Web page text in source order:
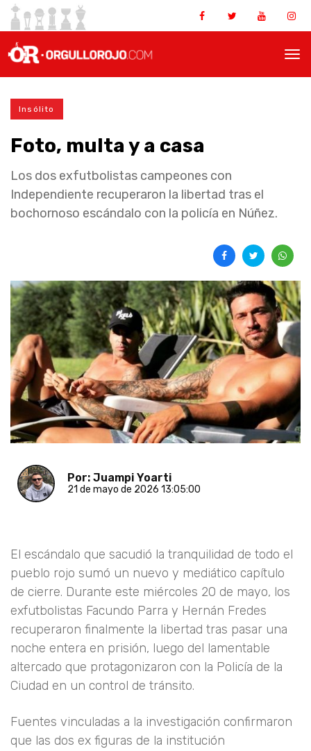
Insólito
Foto, multa y a casa
Los dos exfutbolistas campeones con
Independiente recuperaron la libertad tras el
bochornoso escándalo con la policía en Núñez.
Por: Juampi Yoarti
21 de mayo de 2026 13:05:00
El escándalo que sacudió la tranquilidad de todo el
pueblo rojo sumó un nuevo y mediático capítulo
de cierre. Durante este miércoles 20 de mayo, los
exfutbolistas Facundo Parra y Hernán Fredes
recuperaron finalmente la libertad tras pasar una
noche entera en prisión, luego del lamentable
altercado que protagonizaron con la Policía de la
Ciudad en un control de tránsito.
Fuentes vinculadas a la investigación confirmaron
que las dos ex figuras de la institución